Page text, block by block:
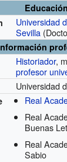
Educación
Universidad
Sevilla
Historiador,
profesor
Universidad
Real
Real
Buenas
Real
Sabio